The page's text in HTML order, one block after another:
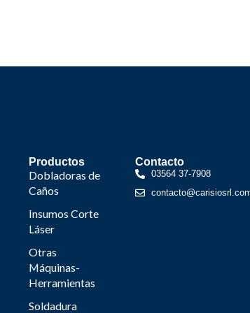
Productos
Dobladoras de
Caños
Insumos Corte
Láser
Otras
Máquinas-
Herramientas
Soldadura
Contacto
03564 37-7908